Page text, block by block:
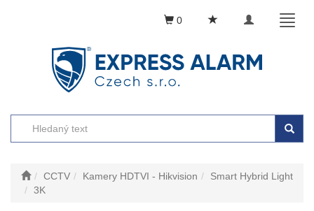
Toggle
0
CCTV Kamery HDTVI - Hikvision
Smart Hybrid Light
3K